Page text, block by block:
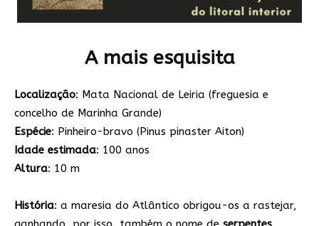
A mais esquisita
Localização: Mata Nacional de Leiria (freguesia e
concelho de Marinha Grande)
Espécie: Pinheiro-bravo (Pinus pinaster Aiton)
Idade estimada: 100 anos
Altura: 10 m
História: a maresia do Atlântico obrigou-os a rastejar,